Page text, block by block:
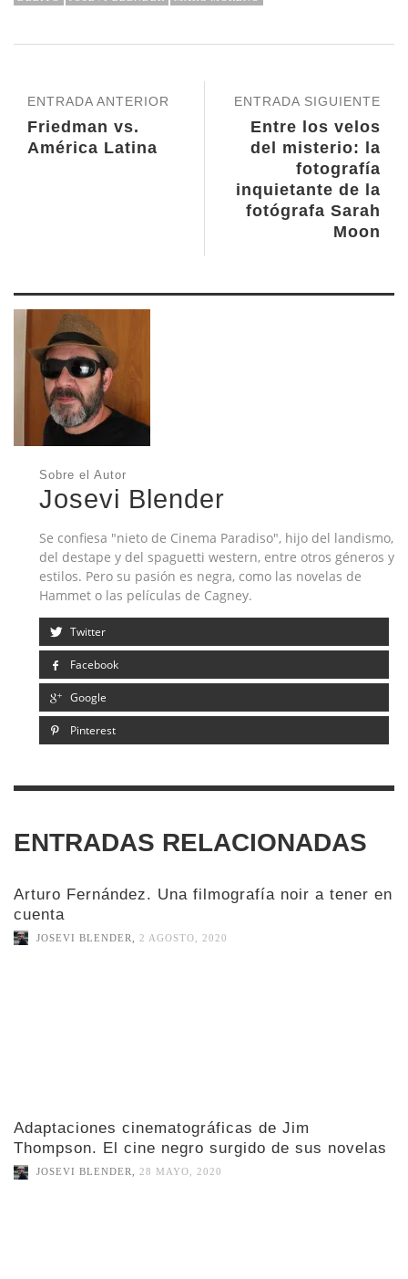
ENTRADA SIGUIENTE
Entre los velos
del misterio: la
fotografía
inquietante de la
fotógrafa Sarah
Moon
ENTRADA ANTERIOR
Friedman vs.
América Latina
Sobre el Autor
Josevi Blender
Se confiesa "nieto de Cinema Paradiso", hijo del landismo,
del destape y del spaguetti western, entre otros géneros y
estilos. Pero su pasión es negra, como las novelas de
Hammet o las películas de Cagney.
Twitter
Facebook
Google
Pinterest
ENTRADAS RELACIONADAS
Arturo Fernández. Una filmografía noir a tener en
cuenta
JOSEVI BLENDER 2 AGOSTO, 2020
Adaptaciones cinematográficas de Jim
Thompson. El cine negro surgido de sus novelas
JOSEVI BLENDER, 28 MAYO, 2020